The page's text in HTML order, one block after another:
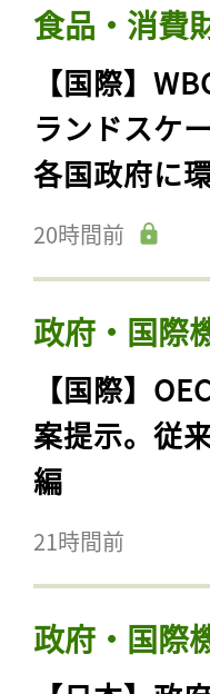
食品・消費
【国際】
ランドスケ
各国政府に
20時間前
政府・国際
【国際】
案提示。従
編
21時間前
政府・国際